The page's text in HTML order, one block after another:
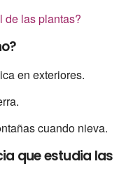
de las plantas?
en exteriores.
cuando nieva.
que estudia las